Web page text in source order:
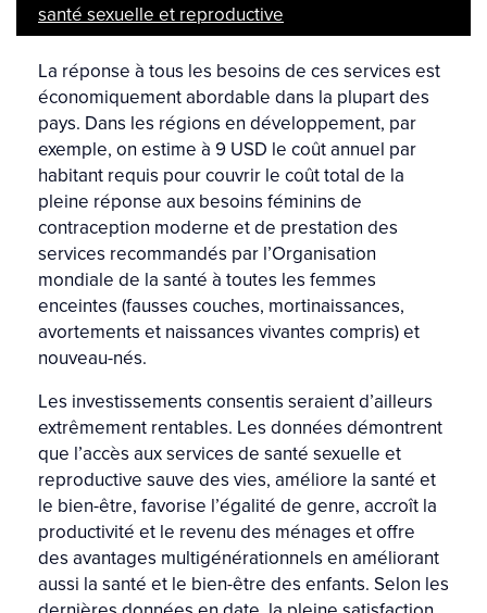
santé sexuelle et reproductive
La réponse à tous les besoins de ces services est
économiquement abordable dans la plupart des
pays. Dans les régions en développement, par
exemple, on estime à 9 USD le coût annuel par
habitant requis pour couvrir le coût total de la
pleine réponse aux besoins féminins de
contraception moderne et de prestation des
services recommandés par l’Organisation
mondiale de la santé à toutes les femmes
enceintes (fausses couches, mortinaissances,
avortements et naissances vivantes compris) et
nouveau-nés.
Les investissements consentis seraient d’ailleurs
extrêmement rentables. Les données démontrent
que l’accès aux services de santé sexuelle et
reproductive sauve des vies, améliore la santé et
le bien-être, favorise l’égalité de genre, accroît la
productivité et le revenu des ménages et offre
des avantages multigénérationnels en améliorant
aussi la santé et le bien-être des enfants. Selon les